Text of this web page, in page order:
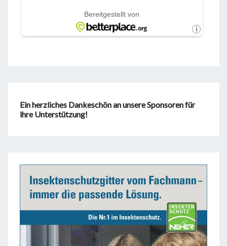
Ein herzliches Dankeschön an unsere Sponsoren für
ihre Unterstützung!